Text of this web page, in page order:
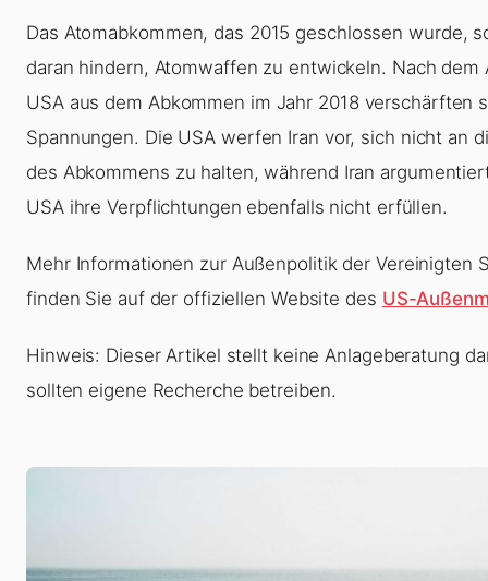
Das Atomabkommen, das 2015 geschlossen wurde,
daran hindern, Atomwaffen zu entwickeln. Nach dem
USA aus dem Abkommen im Jahr 2018 verschärften
Spannungen. Die USA werfen Iran vor, sich nicht an
des Abkommens zu halten, während Iran
USA ihre Verpflichtungen ebenfalls nicht erfüllen.
Mehr Informationen zur Außenpolitik der Vereinigten
finden Sie auf der offiziellen Website des US-
Hinweis: Dieser Artikel stellt keine Anlageberatung
sollten eigene Recherche betreiben.